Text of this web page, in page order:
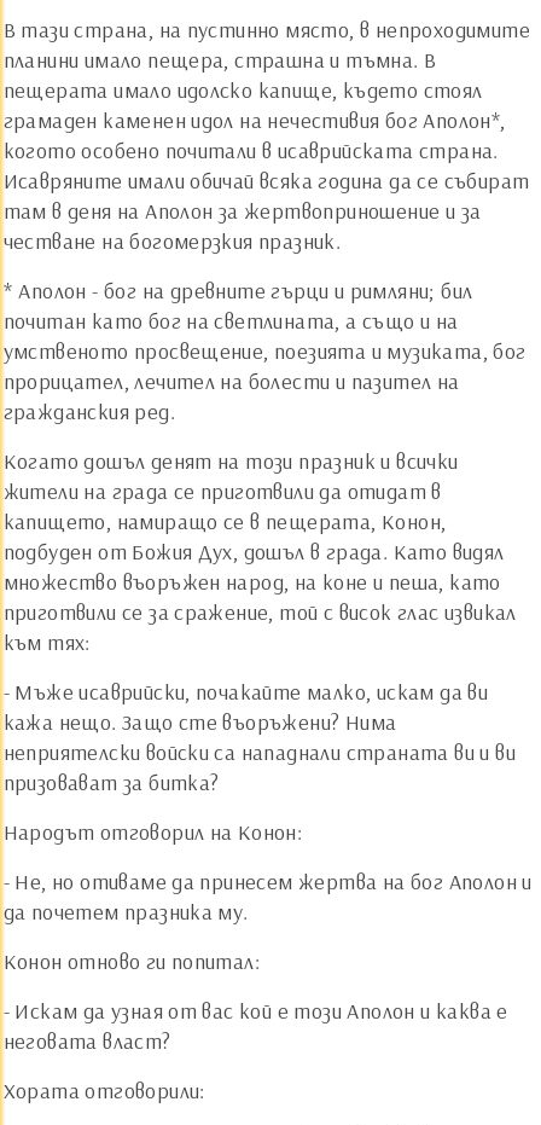
В тази страна, на пустинно място, в непроходимите
планини имало пещера, страшна и тъмна. В
пещерата имало идолско капище, където стоял
грамаден каменен идол на нечестивия бог Аполон*,
когото особено почитали в исаврийската страна.
Исавряните имали обичай всяка година да се събират
там в деня на Аполон за жертвоприношение и за
честване на богомерзкия празник.
* Аполон - бог на древните гърци и римляни; бил
почитан като бог на светлината, а също и на
умственото просвещение, поезията и музиката, бог
прорицател, лечител на болести и пазител на
гражданския ред.
Когато дошъл денят на този празник и всички
жители на града се приготвили да отидат в
капището, намиращо се в пещерата, Конон,
подбуден от Божия Дух, дошъл в града. Като видял
множество въоръжен народ, на коне и пеша, като
приготвили се за сражение, той с висок глас извикал
към тях:
- Мъже исаврийски, почакайте малко, искам да ви
кажа нещо. Защо сте въоръжени? Нима
неприятелски войски са нападнали страната ви и ви
призовават за битка?
Народът отговорил на Конон:
- Не, но отиваме да принесем жертва на бог Аполон и
да почетем празника му.
Конон отново ги попитал:
- Искам да узная от вас кой е този Аполон и каква е
неговата власт?
Хората отговорили: